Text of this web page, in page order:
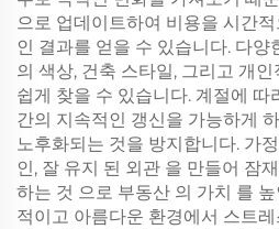
으로 업데이트하여 비용을 시간
인 결과를 얻을 수 있습니다. 다
의 색상, 건축 스타일, 그리고 개
쉽게 찾을 수 있습니다. 계절에 따
간의 지속적인 갱신을 가능하게
노후화되는 것을 방지합니다. 가
인, 잘 유지 된 외관 을 만들어 잠
하는 것 으로 부동산 의 가치 를
적이고 아름다운 환경에서 스트